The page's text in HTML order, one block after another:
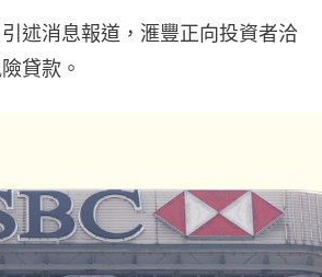
述消息報道，滙豐正向投資者洽
貸款。